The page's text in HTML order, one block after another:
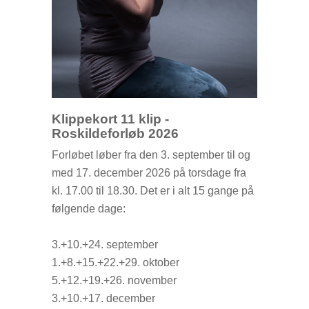
Klippekort 11 klip -
Roskildeforløb 2026
Forløbet løber fra den 3. september til og
med 17. december 2026 på torsdage fra
kl. 17.00 til 18.30. Det er i alt 15 gange på
følgende dage:
3.+10.+24. september
1.+8.+15.+22.+29. oktober
5.+12.+19.+26. november
3.+10.+17. december